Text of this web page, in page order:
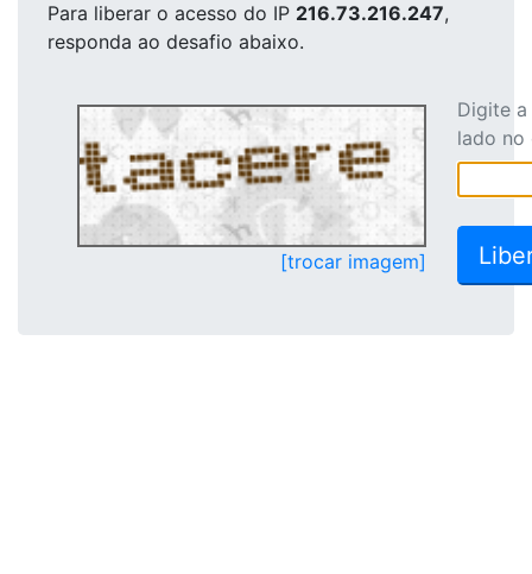
Para liberar o acesso do IP 216.73.216.247,
responda ao desafio abaixo.
[trocar imagem]
Digite
lado no